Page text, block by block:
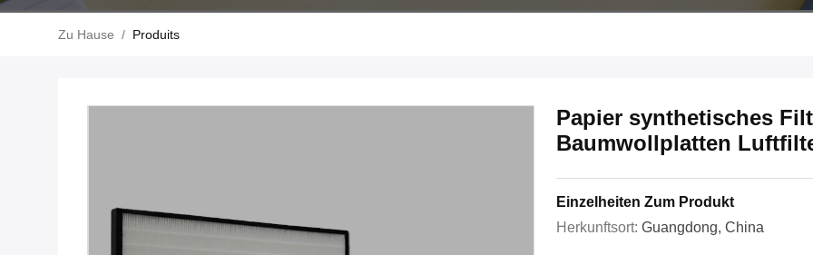
Zu Hause / Produits
Papier synthetisches
Baumwollplatten
Einzelheiten Zum Produkt
Herkunftsort: Guangdong, China